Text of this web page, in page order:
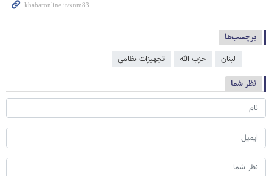
برچسب‌ها
لبنان حزب الله تجهیزات نظامی
نظر شما